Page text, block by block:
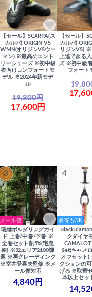
【セール】SCARPA(ス
カルパ) ORIGIN VS
WMN(オリジンVSウー
マン) ※最高のエント
リーシューズ ※初中級
者向けコンフォートモ
デル ※2024年新モデ
ル
19,800円
17,600円
【セール】
カルパ)
リジンVS) ※
上達できる
ズ ※初中級
フォート
3
メール便
瑞牆ボルダリングガイ
ド 上巻/中巻/下巻 ※
全巻セット割5%(宅急
便) ※32エリア2100課
題 ※再グレーディング
※室井登喜夫監修 ※メ
ール便対応
4,840円
4
取寄もOK
クダイヤ
Set(キャメ
オフセット)
クションの
げる ※取寄
本以上セッ